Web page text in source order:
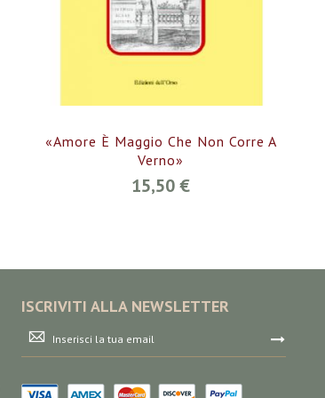
«Amore È Maggio Che Non Corre A
Verno»
15,50 €
ISCRIVITI ALLA NEWSLETTER
Iscriviti
alla
nostra